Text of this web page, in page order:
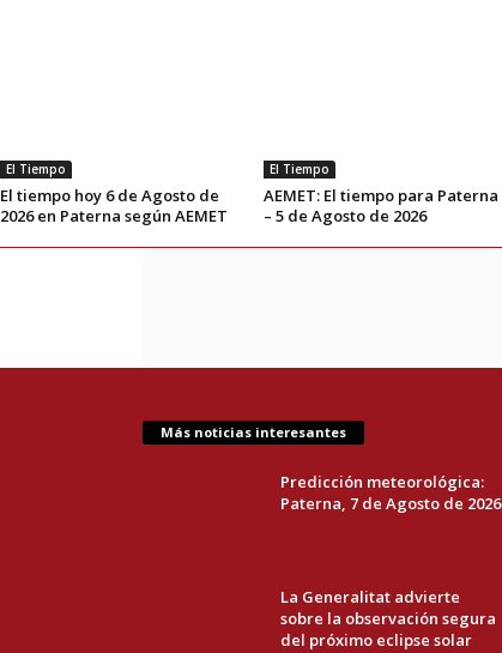
El Tiempo
El tiempo hoy 6 de Agosto de
2026 en Paterna según AEMET
El Tiempo
AEMET: El tiempo para Paterna
– 5 de Agosto de 2026
Más noticias interesantes
Predicción meteorológica:
Paterna, 7 de Agosto de 2026
La Generalitat advierte
sobre la observación segura
del próximo eclipse solar